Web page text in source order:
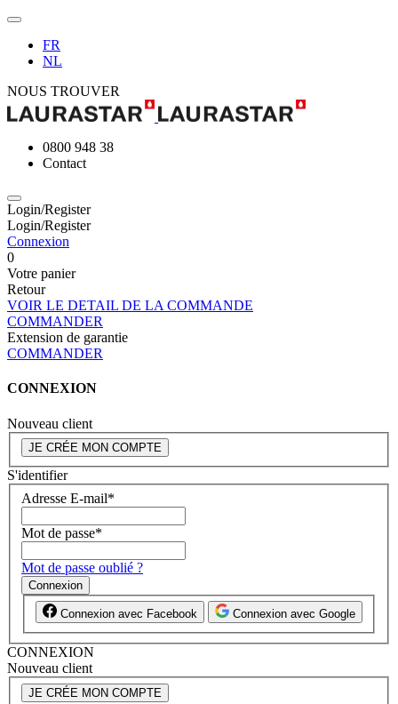
FR
NL
NOUS TROUVER
0800 948 38
Contact
Login/Register
Login/Register
Connexion
0
Votre panier
Retour
VOIR LE DETAIL DE LA COMMANDE
COMMANDER
Extension de garantie
COMMANDER
CONNEXION
Nouveau client
JE CRÉE MON COMPTE
S'identifier
Adresse E-mail*
Mot de passe*
Mot de passe oublié ?
Connexion
Connexion avec Facebook Connexion avec Google
CONNEXION
Nouveau client
JE CRÉE MON COMPTE